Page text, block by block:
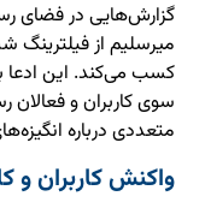
گزارش‌هایی در فضای
میرسلیم از فیلترینگ
کسب می‌کند. این ادعا
سوی کاربران و
متعددی درباره
واکنش کاربران و